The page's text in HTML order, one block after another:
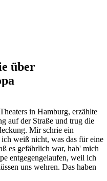
über
in Hamburg, erzählte
auf der Straße und trug die
Mir schrie ein
weiß nicht, was das für eine
es gefährlich war, hab' mich
entgegengelaufen, weil ich
uns wehren. Das haben